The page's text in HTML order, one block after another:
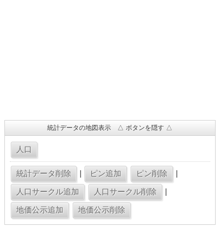
統計データの地図表示 △ ボタンを隠す △